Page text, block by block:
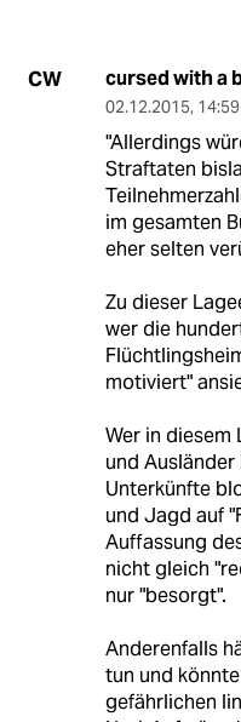
CW cursed with a
02.12.2015,
"Allerdings
Straftaten
im gesamten
eher selten
Zu dieser
wer die
motiviert"
Wer in diesem
und
Unterkünfte
und Jagd auf
Auffassung
nicht gleich
nur "besorgt".
Anderenfalls
tun und
gefährlichen